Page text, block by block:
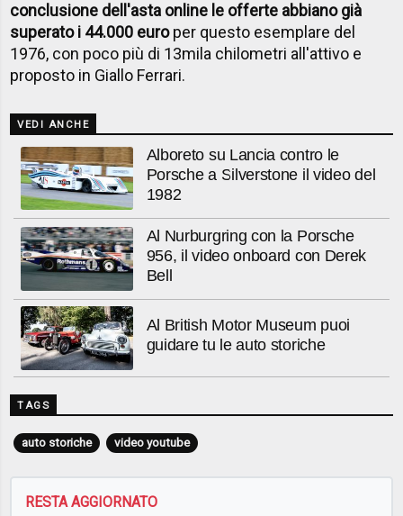
conclusione dell'asta online le offerte abbiano già
superato i 44.000 europer questo esemplare del
1976, con poco più di 13mila chilometri all'attivo e
proposto in Giallo Ferrari.
VEDI ANCHE
Alboreto su Lancia contro le
Porsche a Silverstone il video del
1982
Al Nurburgring con la Porsche
956, il video onboard con Derek
Bell
Al British Motor Museum puoi
guidare tu le auto storiche
TAGS
auto storiche video youtube
RESTA AGGIORNATO